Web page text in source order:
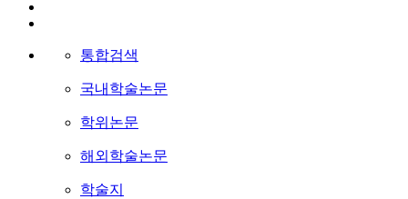
통합검색
국내학술논문
학위논문
해외학술논문
학술지